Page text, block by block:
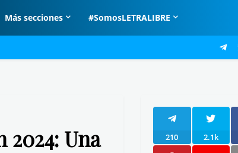
Más secciones #SomosLETRALIBRE
Una
210 2.1k